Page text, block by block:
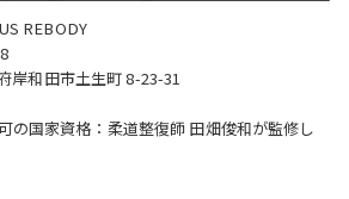
REBODY
岸和田市土生町 8-23-31
の国家資格：柔道整復師 田畑俊和が監修し